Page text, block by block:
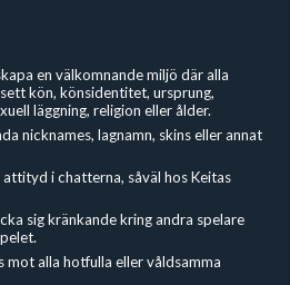
en välkomnande miljö där alla
kön, könsidentitet, ursprung,
läggning, religion eller ålder.
nicknames, lagnamn, skins eller annat
i chatterna, såväl hos Keitas
sig kränkande kring andra spelare
alla hotfulla eller våldsamma